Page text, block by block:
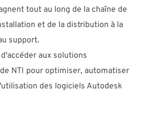
tout au long de la chaîne de
et de la distribution à la
support.
aux solutions
NTI pour optimiser, automatiser
des logiciels Autodesk